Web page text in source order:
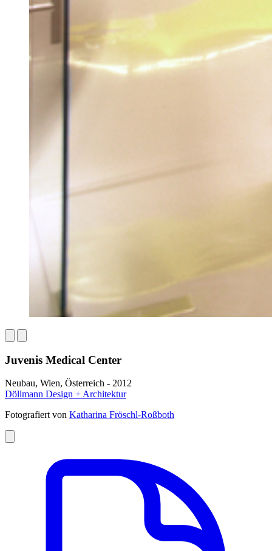
Juvenis Medical Center
Neubau, Wien, Österreich - 2012
Döllmann Design + Architektur
Fotografiert von Katharina Fröschl-Roßboth